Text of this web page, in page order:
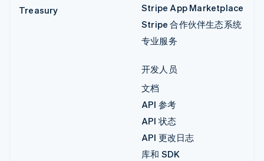
Treasury
Stripe App Marketplace
Stripe 合作伙伴生态系统
专业服务
开发人员
文档
API 参考
API 状态
API 更改日志
库和 SDK